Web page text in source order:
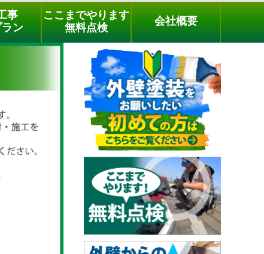
話でのご相談
[9時～18時まで受付中]
事
ン
ここまでやります
無料点検
会社概要